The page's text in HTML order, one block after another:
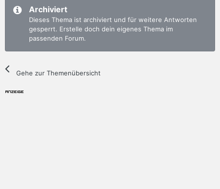
Archiviert
Dieses Thema ist archiviert und für weitere Antworten
gesperrt. Erstelle doch dein eigenes Thema im
passenden Forum.
Gehe zur Themenübersicht